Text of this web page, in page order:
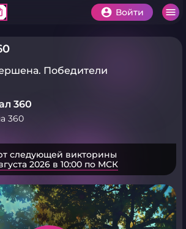
Войти
Победители
360
360
следующей викторины
2026 в 10:00 по МСК